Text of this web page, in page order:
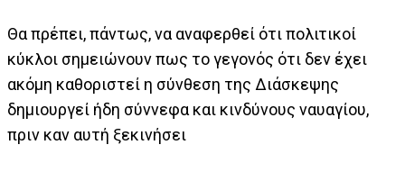
Θα πρέπει, πάντως, να αναφερθεί ότι πολιτικοί
κύκλοι σημειώνουν πως το γεγονός ότι δεν έχει
ακόμη καθοριστεί η σύνθεση της Διάσκεψης
δημιουργεί ήδη σύννεφα και κινδύνους ναυαγίου,
πριν καν αυτή ξεκινήσει